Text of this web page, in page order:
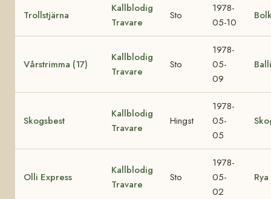
Trollstjärna
Kallblodig
Travare
Sto
1978-
05-10
Vårstrimma (17)
Kallblodig
Travare
Sto
1978-
05-
09
Skogsbest
Kallblodig
Travare
Hingst
1978-
05-
05
Olli Express
Kallblodig
Travare
Sto
1978-
05-
02